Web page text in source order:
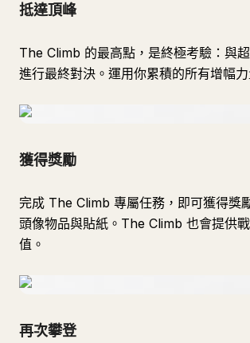
抵達頂峰
The Climb 的最高點，是終極考驗：與
進行最終對決。運用你累積的所有增幅力
獲得獎勵
完成 The Climb 專屬任務，即可獲得獎
頭像物品與貼紙。The Climb 也會提供
值。
再次攀登